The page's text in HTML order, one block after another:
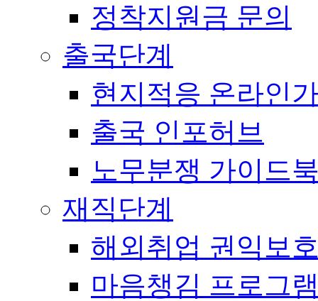
정착지원금 문의
출국단계
현지적응 온라인
출국 인포허브
노무분쟁 가이드
재직단계
해외취업 권익보
마음챙김 프로그